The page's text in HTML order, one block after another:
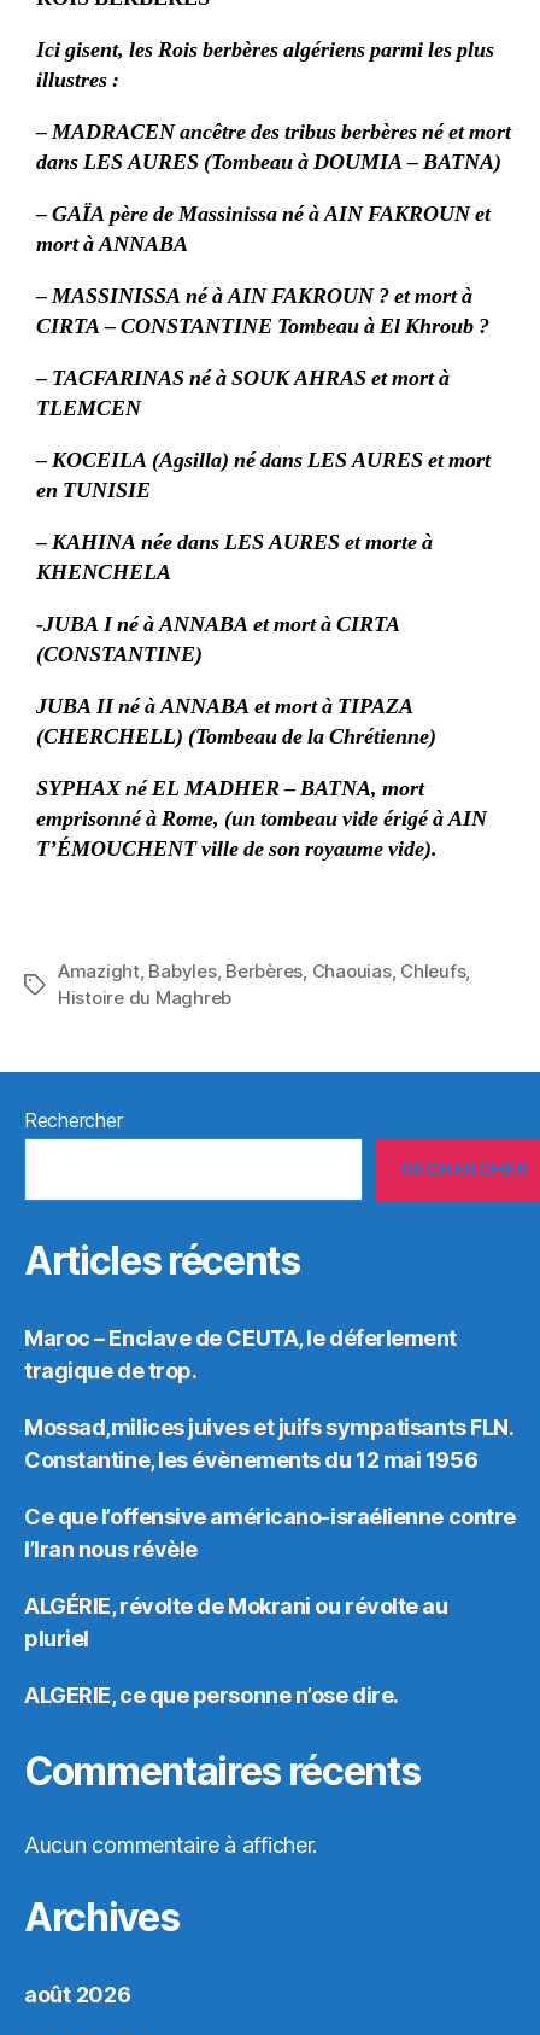
Ici gisent, les Rois berbères algériens parmi les plus
illustres :
– MADRACEN ancêtre des tribus berbères né et mort
dans LES AURES (Tombeau à DOUMIA – BATNA)
– GAÏA père de Massinissa né à AIN FAKROUN et
mort à ANNABA
– MASSINISSA né à AIN FAKROUN ? et mort à
CIRTA – CONSTANTINE Tombeau à El Khroub ?
– TACFARINAS né à SOUK AHRAS et mort à
TLEMCEN
– KOCEILA (Agsilla) né dans LES AURES et mort
en TUNISIE
– KAHINA née dans LES AURES et morte à
KHENCHELA
-JUBA I né à ANNABA et mort à CIRTA
(CONSTANTINE)
JUBA II né à ANNABA et mort à TIPAZA
(CHERCHELL) (Tombeau de la Chrétienne)
SYPHAX né EL MADHER – BATNA, mort
emprisonné à Rome, (un tombeau vide érigé à AIN
T’ÉMOUCHENT ville de son royaume vide).
Étiquettes
Amazight, Babyles, Berbères Chaouias, Chleufs,
Histoire du Maghreb
Rechercher
RECHERCHER
Articles récents
Maroc – Enclave de CEUTA, le déferlement
tragique de trop.
Mossad,milices juives et juifs sympatisants FLN.
Constantine, les évènements du 12 mai 1956
Ce que l’offensive américano-israélienne contre
l’Iran nous révèle
ALGÉRIE, révolte de Mokrani ou révolte au
pluriel
ALGERIE, ce que personne n’ose dire.
Commentaires récents
Aucun commentaire à afficher.
Archives
août 2026